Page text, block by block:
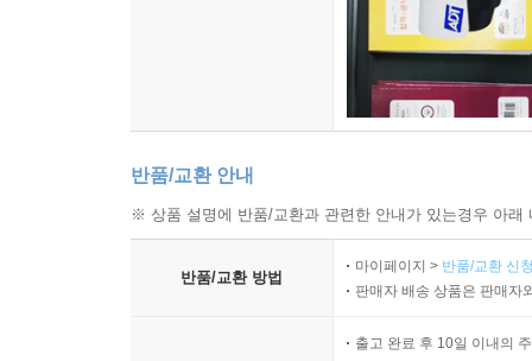
반품/교환 안내
※ 상품 설명에 반품/교환과 관련한 안내가 있는경우 아
반품/교환 방법
마이페이지 > 반품/교환 신
판매자 배송 상품은 판매자
출고 완료 후 10일 이내의